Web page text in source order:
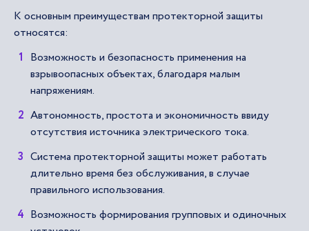
К основным преимуществам протекторной защиты
относятся:
Возможность и безопасность применения на
взрывоопасных объектах, благодаря малым
напряжениям.
Автономность, простота и экономичность ввиду
отсутствия источника электрического тока.
Система протекторной защиты может работать
длительно время без обслуживания, в случае
правильного использования.
Возможность формирования групповых и одиночных